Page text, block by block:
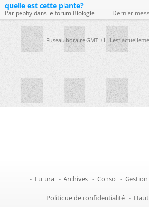
quelle est cette plante?
Par pephy dans le forum Biologie Dernier
Fuseau horaire GMT +1. Il est
- Futura - Archives - Conso - Gestion
Politique de confidentialité -